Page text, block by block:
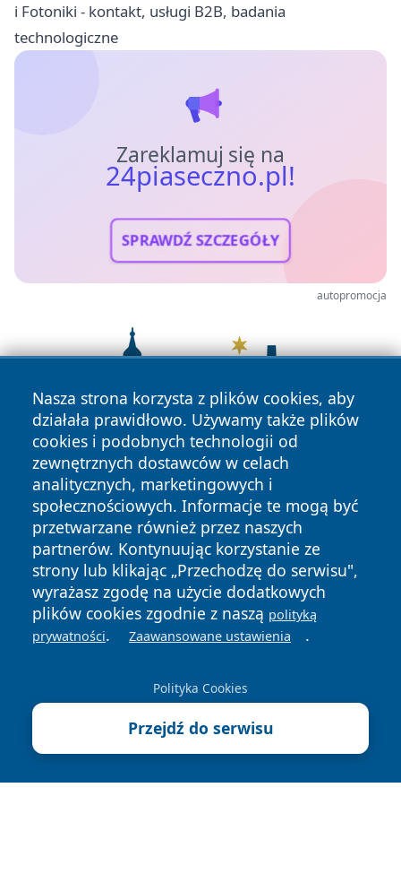
i Fotoniki - kontakt, usługi B2B, badania
technologiczne
Zareklamuj się na
24piaseczno.pl!
SPRAWDŹ SZCZEGÓŁY
autopromocja
Nasza strona korzysta z plików cookies, aby
działała prawidłowo. Używamy także plików
cookies i podobnych technologii od
zewnętrznych dostawców w celach
analitycznych, marketingowych i
społecznościowych. Informacje te mogą być
przetwarzane również przez naszych
partnerów. Kontynuując korzystanie ze
strony lub klikając „Przechodzę do serwisu",
wyrażasz zgodę na użycie dodatkowych
plików cookies zgodnie z naszą polityką
prywatności. Zaawansowane ustawienia .
Polityka Cookies
Przejdź do serwisu
Copyright © 2026 24piaseczno.pl Wszystkie prawa
zastrzeżone.
Polityka
Prywatności
Polityka